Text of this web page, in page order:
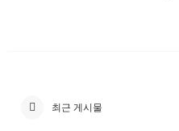
최근 게시물